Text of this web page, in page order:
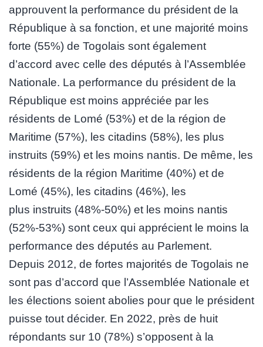
approuvent la performance du président de la
République à sa fonction, et une majorité moins
forte (55%) de Togolais sont également
d’accord avec celle des députés à l’Assemblée
Nationale. La performance du président de la
République est moins appréciée par les
résidents de Lomé (53%) et de la région de
Maritime (57%), les citadins (58%), les plus
instruits (59%) et les moins nantis. De même, les
résidents de la région Maritime (40%) et de
Lomé (45%), les citadins (46%), les
plus instruits (48%-50%) et les moins nantis
(52%-53%) sont ceux qui apprécient le moins la
performance des députés au Parlement.
Depuis 2012, de fortes majorités de Togolais ne
sont pas d’accord que l’Assemblée Nationale et
les élections soient abolies pour que le président
puisse tout décider. En 2022, près de huit
répondants sur 10 (78%) s’opposent à la